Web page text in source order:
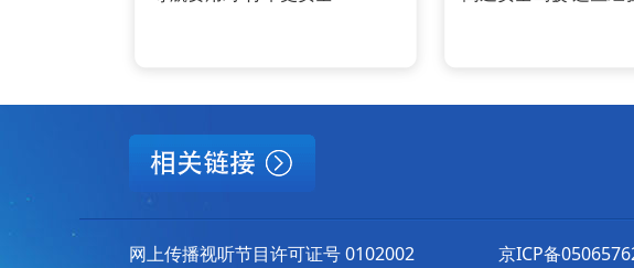
网上传播视听节目许可证号 0102002 京ICP备